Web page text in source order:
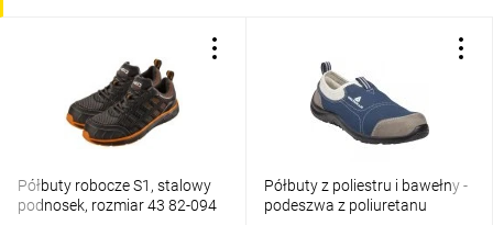
Półbuty robocze S1, stalowy
podnosek, rozmiar 43 82-094
Półbuty z poliestru i bawełny -
podeszwa z poliuretanu